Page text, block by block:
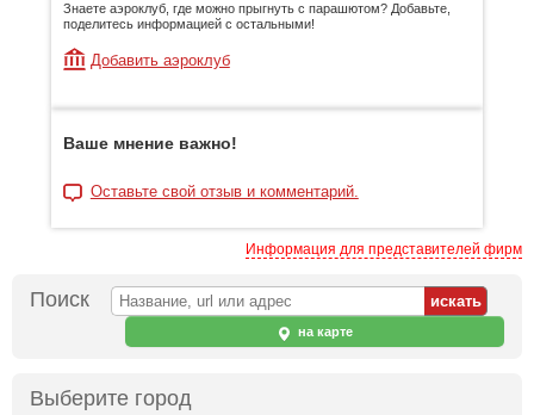
Знаете аэроклуб, где можно прыгнуть с парашютом? Добавьте,
поделитесь информацией с остальными!
Добавить аэроклуб
Ваше мнение важно!
Оставьте свой отзыв и комментарий.
Информация для представителей фирм
Поиск
на карте
Выберите город